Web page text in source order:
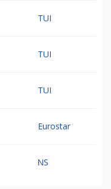
TUI
TUI
TUI
Eurostar
NS